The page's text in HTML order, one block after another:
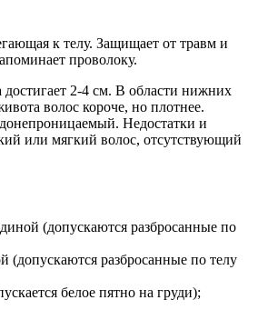
к телу. Защищает от травм и
проволоку.
достигает 2-4 см. В области нижних
волос короче, но плотнее.
Недостатки и
или мягкий волос, отсутствующий
(допускаются разбросанные по
(допускаются разбросанные по телу
белое пятно на груди);